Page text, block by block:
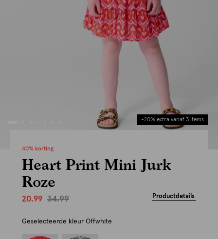
-20% extra vanaf 3 items
40% korting
Heart Print Mini Jurk
Roze
20.99 34.99 Productdetails
Geselecteerde kleur Offwhite